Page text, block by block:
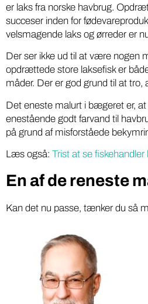
er laks fra norske havbrug.
succeser inden for
velsmagende laks og ørreder er
Der ser ikke ud til at være nogen
opdrættede store laksefisk er
måder. Der er god grund til at
Det eneste malurt i bægeret er,
enestående godt farvand til
på grund af misforståede
Læs også: Trist at se
En af de reneste
Kan det nu passe, tænker du så
DR podcasts om
bør være pligtlytning
med
To DR-podcasts om kemikalier
Bach som vært og Nina
gæst, bør være pligtlytning for